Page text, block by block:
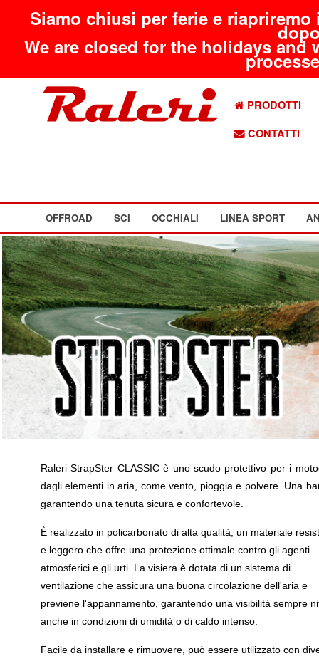
Siamo chiusi per ferie e
We are closed for the holidays
PRODOTTI
CONTATTI
OFFROAD SCI OCCHIALI LINEA SPORT
Raleri StrapSter CLASSIC è uno scudo protettivo per i
dagli elementi in aria, come vento, pioggia e polvere. Una
garantendo una tenuta sicura e confortevole.
È realizzato in policarbonato di alta qualità, un materiale
e leggero che offre una protezione ottimale contro gli agenti
atmosferici e gli urti. La visiera è dotata di un sistema di
ventilazione che assicura una buona circolazione dell'aria e
previene l'appannamento, garantendo una visibilità sempre
anche in condizioni di umidità o di caldo intenso.
Facile da installare e rimuovere, può essere utilizzato con